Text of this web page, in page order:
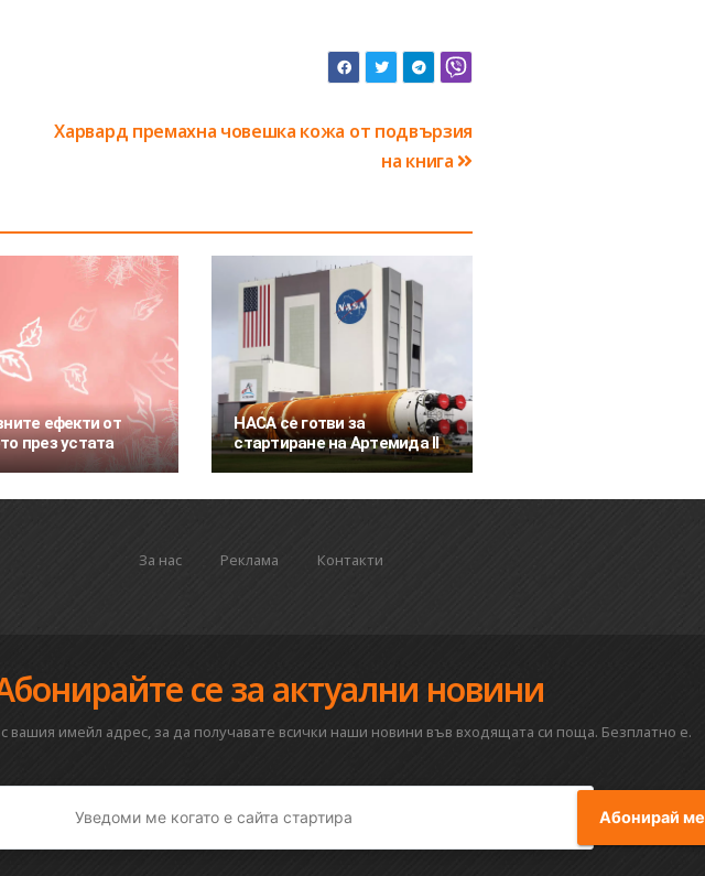
Харвард премахна човешка кожа от подвързия
на книга
ефекти от
през устата
НАСА се готви за
стартиране на Артемида II
За нас Реклама Контакти
се за актуални новини
с вашия имейл адрес, за да получавате всички наши новини във входящата си поща. Безплатно е.
Абонирай ме